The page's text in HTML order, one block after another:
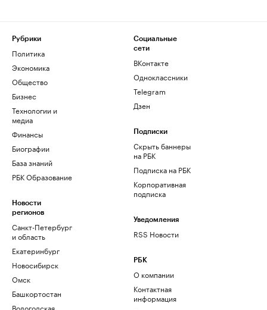
Рубрики
Политика
Экономика
Общество
Бизнес
Технологии и
медиа
Финансы
Биографии
База знаний
РБК Образование
Новости
регионов
Санкт-Петербург
и область
Екатеринбург
Новосибирск
Омск
Башкортостан
Вологодская
Социальные
сети
ВКонтакте
Одноклассники
Telegram
Дзен
Подписки
Скрыть баннеры
на РБК
Подписка на РБК
Корпоративная
подписка
Уведомления
RSS Новости
РБК
О компании
Контактная
информация